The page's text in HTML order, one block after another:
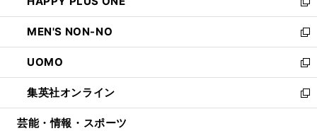
開
く
ド
ウ
で
開
く
ィ
ン
ド
ウ
で
開
く
い
ウ
ィ
ン
ド
ウ
で
開
新
し
い
ウ
ィ
ン
ド
ウ
MEN'S NON-NO
新
し
い
ウ
ィ
ン
UOMO
新
し
い
ウ
集英社オンライン
新
し
芸能・情報・スポーツ